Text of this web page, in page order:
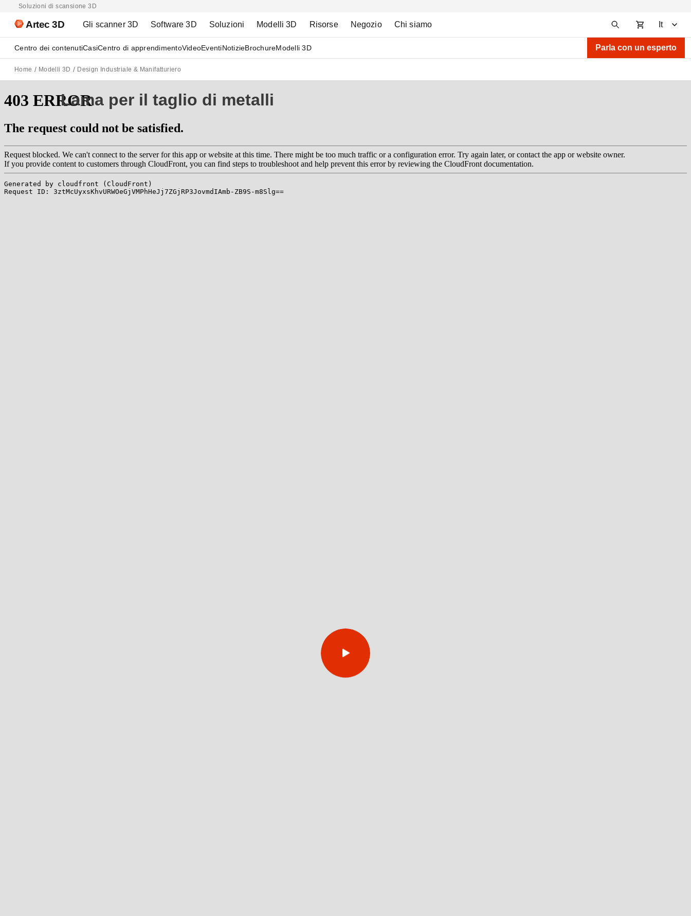
Soluzioni di scansione 3D
Artec 3D Gli scanner 3D Software 3D Soluzioni Modelli 3D Risorse Negozio Chi siamo It
Centro dei contenutiCasiCentro di apprendimentoVideoEventiNotizieBrochureModelli 3D Parla con un esperto
Home Modelli 3D Design Industriale & Manifatturiero
Lama per il taglio di metalli